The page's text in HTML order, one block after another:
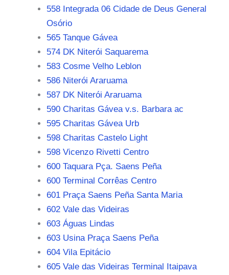
558 Integrada 06 Cidade de Deus General
Osório
565 Tanque Gávea
574 DK Niterói Saquarema
583 Cosme Velho Leblon
586 Niterói Araruama
587 DK Niterói Araruama
590 Charitas Gávea v.s. Barbara ac
595 Charitas Gávea Urb
598 Charitas Castelo Light
598 Vicenzo Rivetti Centro
600 Taquara Pça. Saens Peña
600 Terminal Corrêas Centro
601 Praça Saens Peña Santa Maria
602 Vale das Videiras
603 Águas Lindas
603 Usina Praça Saens Peña
604 Vila Epitácio
605 Vale das Videiras Terminal Itaipava